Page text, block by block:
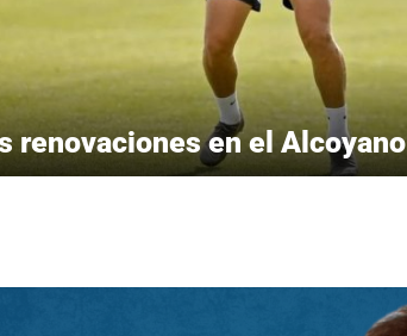
renovaciones en el Alcoyano